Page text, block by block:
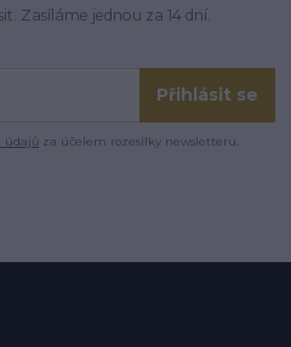
Zasíláme jednou za 14 dní.
Přihlásit se
údajů za účelem rozesílky newsletteru.